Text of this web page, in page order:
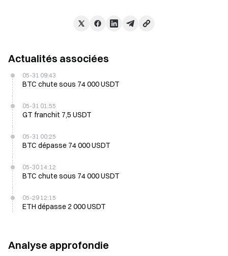
Actualités associées
05-31 09:43
BTC chute sous 74 000 USDT
05-31 01:55
GT franchit 7,5 USDT
05-31 00:25
BTC dépasse 74 000 USDT
05-30 14:12
BTC chute sous 74 000 USDT
05-29 12:15
ETH dépasse 2 000 USDT
Analyse approfondie